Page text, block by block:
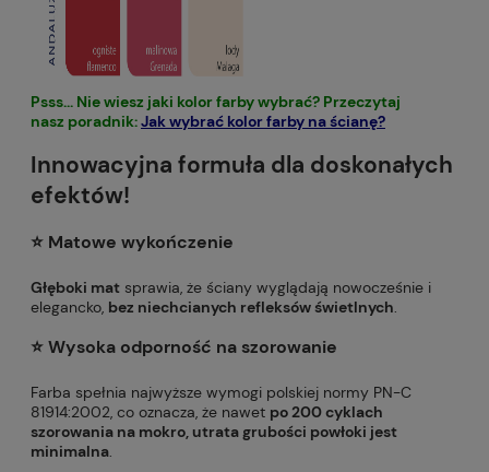
Psss... Nie wiesz jaki kolor farby wybrać? Przeczytaj
nasz poradnik:Jak wybrać kolor farby na ścianę?
Innowacyjna formuła dla doskonałych
efektów!
⭐️ Matowe wykończenie
Głęboki mat sprawia, że ściany wyglądają nowocześnie i
elegancko, bez niechcianych refleksów świetlnych.
⭐️ Wysoka odporność na szorowanie
Farba spełnia najwyższe wymogi polskiej normy PN-C
81914:2002, co oznacza, że nawet po 200 cyklach
szorowania na mokro, utrata grubości powłoki jest
minimalna